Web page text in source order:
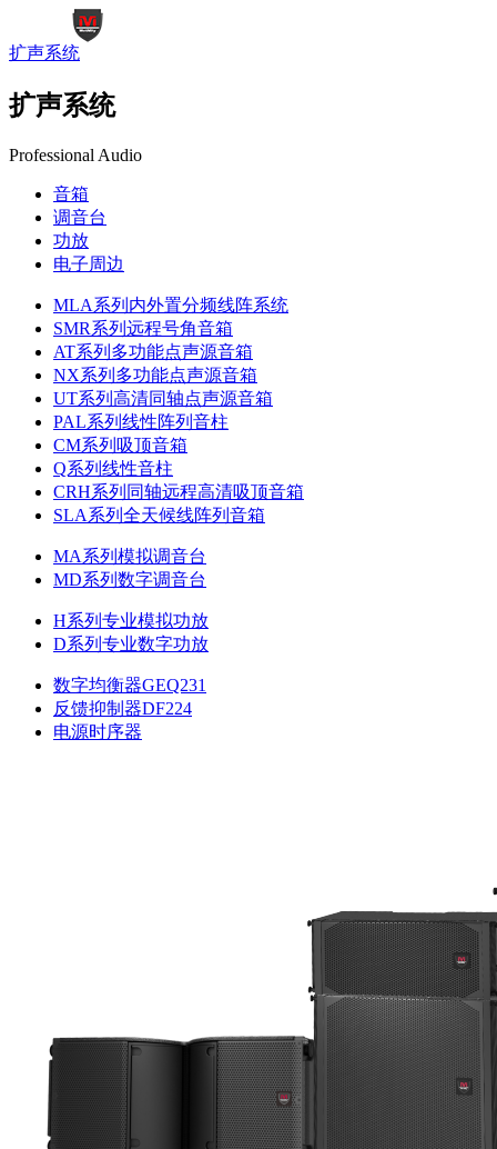
扩声系统
扩声系统
Professional Audio
音箱
调音台
功放
电子周边
MLA系列内外置分频线阵系统
SMR系列远程号角音箱
AT系列多功能点声源音箱
NX系列多功能点声源音箱
UT系列高清同轴点声源音箱
PAL系列线性阵列音柱
CM系列吸顶音箱
Q系列线性音柱
CRH系列同轴远程高清吸顶音箱
SLA系列全天候线阵列音箱
MA系列模拟调音台
MD系列数字调音台
H系列专业模拟功放
D系列专业数字功放
数字均衡器GEQ231
反馈抑制器DF224
电源时序器